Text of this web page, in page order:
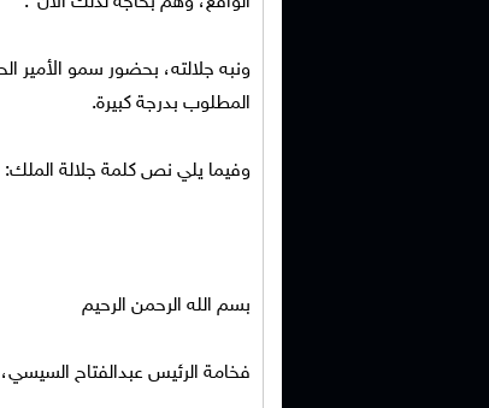
ونبه جلالته، بحضور سمو الأمير
المطلوب بدرجة كبيرة.
وفيما يلي نص كلمة جلالة الملك:
بسم الله الرحمن الرحيم
فخامة الرئيس عبدالفتاح السيسي،